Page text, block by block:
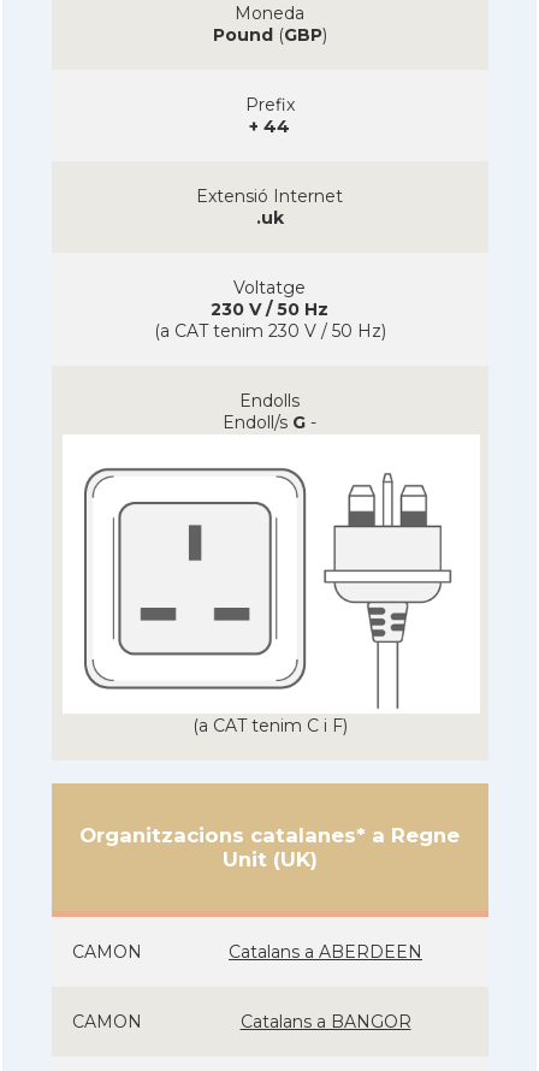
Moneda
Pound(GBP)
Prefix
+ 44
Extensió Internet
.uk
Voltatge
230 V / 50 Hz
(a CAT tenim 230 V / 50 Hz)
Endolls
Endoll/s G -
(a CAT tenim C i F)
Organitzacions catalanes* a Regne
Unit (UK)
CAMON Catalans a ABERDEEN
CAMON Catalans a BANGOR